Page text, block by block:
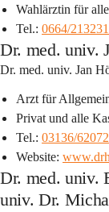
Wahlärztin für
Tel.: 0664/
Dr. med. univ.
Dr. med. univ. Jan
Arzt für
Privat und alle
Tel.: 03136/62072
Website:
Dr. med. univ.
univ. Dr.